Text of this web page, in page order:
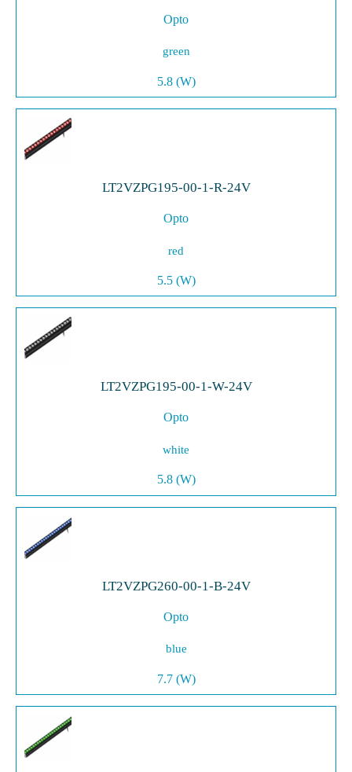
Opto
green
5.8 (W)
LT2VZPG195-00-1-R-24V
Opto
red
5.5 (W)
LT2VZPG195-00-1-W-24V
Opto
white
5.8 (W)
LT2VZPG260-00-1-B-24V
Opto
blue
7.7 (W)